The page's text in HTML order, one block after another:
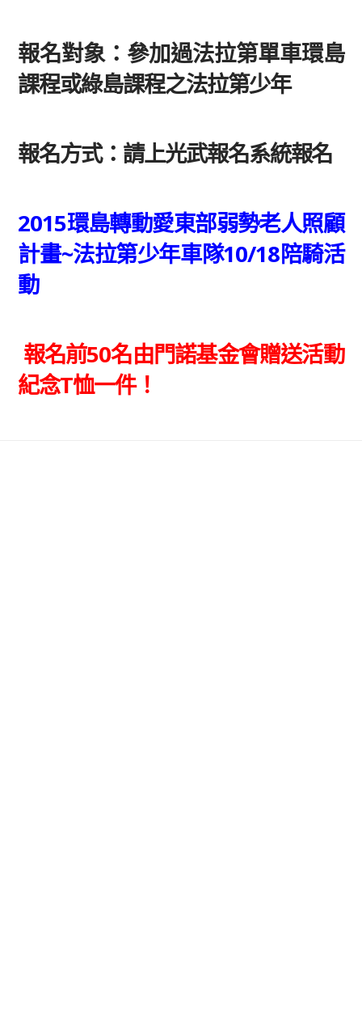
報名對象：參加過法拉第單車環島
課程或綠島課程之法拉第少年
報名方式：請上光武報名系統報名
2015環島轉動愛東部弱勢老人照顧
計畫~法拉第少年車隊10/18陪騎活
動
報名前50名由門諾基金會贈送活動
紀念T恤一件！